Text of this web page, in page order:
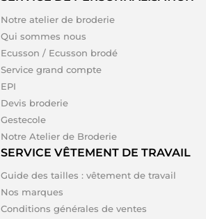
Notre atelier de broderie
Qui sommes nous
Ecusson / Ecusson brodé
Service grand compte
EPI
Devis broderie
Gestecole
Notre Atelier de Broderie
SERVICE VÊTEMENT DE TRAVAIL
Guide des tailles : vêtement de travail
Nos marques
Conditions générales de ventes